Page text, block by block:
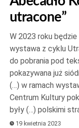
utracone”
W 2023 roku
wystawa z cyklu
do pobrania pod
pokazywana już
(…) w ramach
Centrum Kultury
były (…) polskimi
19 kwietnia 2023